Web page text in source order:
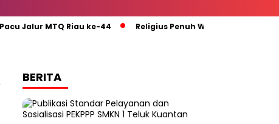
Jalur MTQ Riau ke-44 Religius Penuh Warna : MTQ ke-44
BERITA